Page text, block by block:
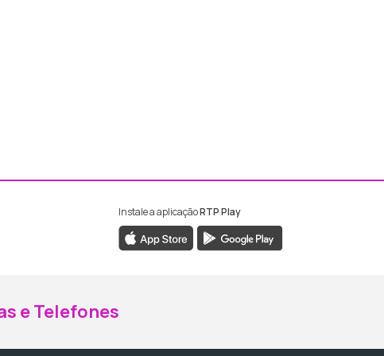
da RTP Madeira
Instagram da RTP Madeira
Instale a aplicaçãoRTP Play
e Telefones